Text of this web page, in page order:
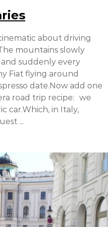
about driving
mountains slowly
suddenly every
Fiat flying around
date.Now add one
road trip recipe: we
car.Which, in Italy,
...